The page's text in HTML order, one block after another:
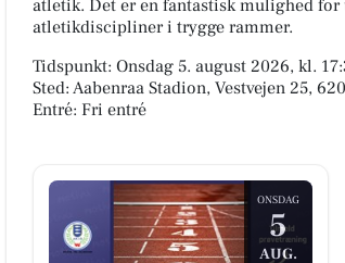
atletik. Det er en fantastisk mulighed
atletikdiscipliner i trygge rammer.
Tidspunkt: Onsdag 5. august 2026, kl.
Sted: Aabenraa Stadion, Vestvejen 25,
Entré: Fri entré
ONSDAG
5
AUG.